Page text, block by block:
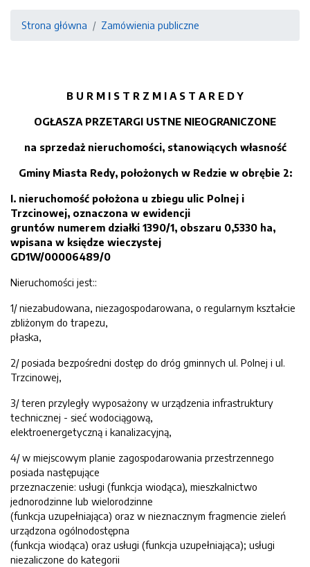
Strona główna Zamówienia publiczne
B U R M I S T R Z M I A S T A R E D Y
OGŁASZA PRZETARGI USTNE NIEOGRANICZONE
na sprzedaż nieruchomości,stanowiących własność
Gminy Miasta Redy,położonych w Redzie w obrębie 2:
I. nieruchomość położona u zbiegu ulic Polnej i
Trzcinowej, oznaczona w ewidencji
gruntów numerem działki 1390/1, obszaru 0,5330 ha,
wpisana w księdze wieczystej
GD1W/00006489/0
Nieruchomości jest::
1/ niezabudowana, niezagospodarowana, o regularnym kształcie
zbliżonym do trapezu,
płaska,
2/ posiada bezpośredni dostęp do dróg gminnych ul. Polnej i ul.
Trzcinowej,
3/ teren przyległy wyposażony w urządzenia infrastruktury
technicznej - sieć wodociągową,
elektroenergetyczną i kanalizacyjną,
4/ w miejscowym planie zagospodarowania przestrzennego
posiada następujące
przeznaczenie: usługi (funkcja wiodąca), mieszkalnictwo
jednorodzinne lub wielorodzinne
(funkcja uzupełniająca) oraz w nieznacznym fragmencie zieleń
urządzona ogólnodostępna
(funkcja wiodąca) oraz usługi (funkcja uzupełniająca); usługi
niezaliczone do kategorii